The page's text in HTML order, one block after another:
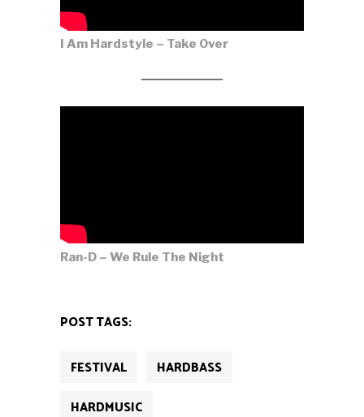
I Am Hardstyle – Take Over
Ran-D – We Rule The Night
POST TAGS:
FESTIVAL
HARDBASS
HARDMUSIC